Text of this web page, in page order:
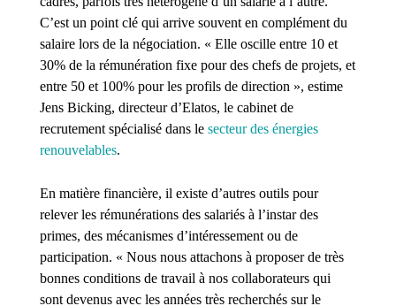
C’est un point clé qui arrive souvent en complément du
salaire lors de la négociation. « Elle oscille entre 10 et
30% de la rémunération fixe pour des chefs de projets, et
entre 50 et 100% pour les profils de direction », estime
Jens Bicking, directeur d’Elatos, le cabinet de
recrutement spécialisé dans le secteur des énergies
renouvelables.
En matière financière, il existe d’autres outils pour
relever les rémunérations des salariés à l’instar des
primes, des mécanismes d’intéressement ou de
participation. « Nous nous attachons à proposer de très
bonnes conditions de travail à nos collaborateurs qui
sont devenus avec les années très recherchés sur le